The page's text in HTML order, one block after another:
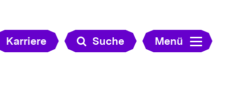
Karriere Suche Menü